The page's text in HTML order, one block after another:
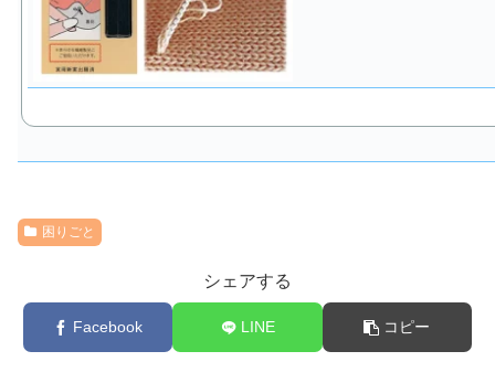
困りごと
シェアする
Facebook LINE コピー